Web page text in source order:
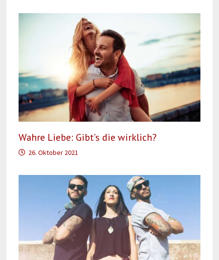
Wahre Liebe: Gibt’s die wirklich?
26. Oktober 2021